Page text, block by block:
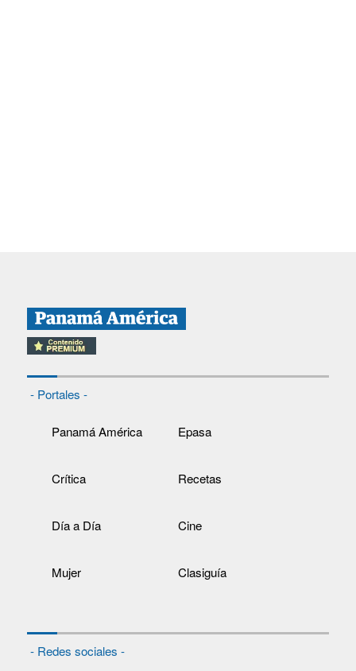
- Portales -
Panamá América Epasa
Crítica Recetas
Día a Día Cine
Mujer Clasiguía
- Redes sociales -